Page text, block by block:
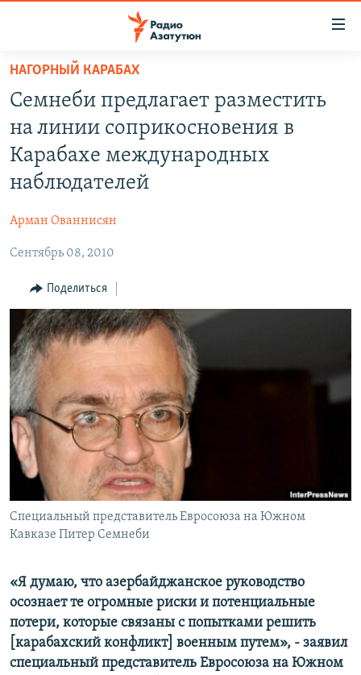
Перейти
основному
содержанию
Перейти
основной
Перейти
ПОЛИТИКА
ОБЩЕСТВО
РЕГИОН
НАГОРНЫЙ КАРАБАХ
КУЛЬТУРА
СПОРТ
АРХИВ
Հայերեն
English
Русский
Все сайты Радио Азатутюн
НАГОРНЫЙ КАРАБАХ
Семнеби предлагает разместить
на линии соприкосновения в
Карабахе международных
наблюдателей
Арман Ованнисян
Сентябрь 08, 2010
Поделиться
Специальный представитель Евросоюза на Южном
Кавказе Питер Семнеби
«Я думаю, что азербайджанское руководство
осознает те огромные риски и потенциальные
потери, которые связаны с попытками решить
[карабахский конфликт] военным путем», - заявил
специальный представитель Евросоюза на Южном